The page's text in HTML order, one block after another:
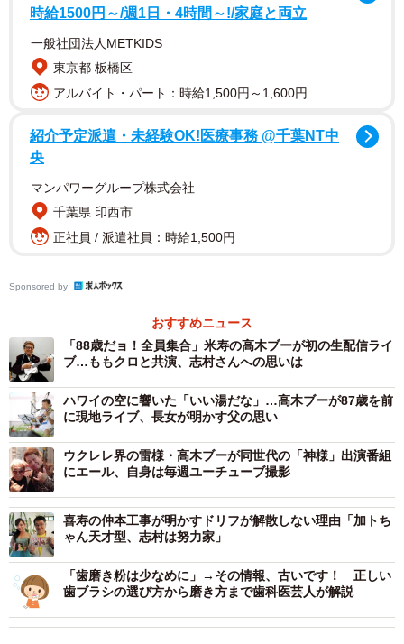
ハワイの老舗ジャズクラブ「ブルーノート・ハワイ」で日本人最高齢ラ
中学３年時からウクレレ歴は約７０年。「ウクレレをや
っていたことで、僕は今、ここにいられるのかなと自負し
ています」。１９９０年代後半からアルバムを次々にリリ
ース。吉田拓郎やホフディランなど世代を超えたミュージ
イドルともコラボした。
中央大学卒業後にプロのバンドマンとなり、東京五輪が
開催された６４年にドリフターズ加入。今年で５５周年
だ。緑色コスチュームの“雷様”は、ウクレレ奏者、そして舞
台俳優と多才な人である。
記者は８５年に東京・渋谷の小劇場「ジァン・ジァン」
で高木と女優の２人芝居を観た。そのことを伝えると、
「えっ、観てたの！？そう、別役実さんの芝居でね。ジァ
ン・ジァンでは２～３本やったかな」と振り返る。「全員
集合が終わって、みんな好きなことやっていいよってこと
になって。藤田まことさん主演のミュージカル『その男、
ジルバ』にも出てね。脇役が楽しかった。役者としてその
時給1500円～/週1日・4時間～!/家庭と両立
一般社団法人METKIDS
東京都 板橋区
アルバイト・パート：時給1,500円～1,600円
紹介予定派遣・未経験OK!医療事務 @千葉NT中
央
マンパワーグループ株式会社
千葉県 印西市
正社員 / 派遣社員：時給1,500円
Sponsored by
おすすめニュース
「88歳だョ！全員集合」米寿の高木ブーが初の生配信ライ
ブ…ももクロと共演、志村さんへの思いは
ハワイの空に響いた「いい湯だな」…高木ブーが87歳を前
に現地ライブ、長女が明かす父の思い
ウクレレ界の雷様・高木ブーが同世代の「神様」出演番組
にエール、自身は毎週ユーチューブ撮影
喜寿の仲本工事が明かすドリフが解散しない理由「加トち
ゃん天才型、志村は努力家」
「歯磨き粉は少なめに」→その情報、古いです！ 正しい
歯ブラシの選び方から磨き方まで歯科医芸人が解説